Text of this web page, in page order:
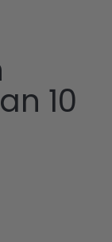
10